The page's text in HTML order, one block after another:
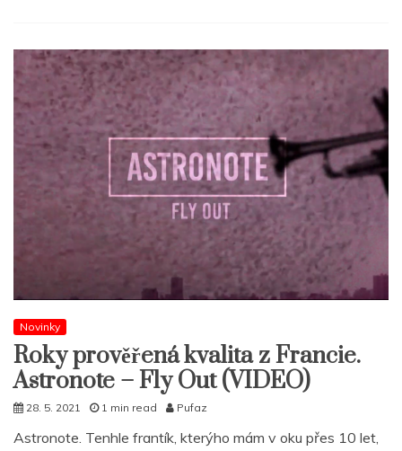
Novinky
Roky prověřená kvalita z Francie.
Astronote – Fly Out (VIDEO)
28. 5. 2021 1 min read Pufaz
Astronote. Tenhle frantík, kterýho mám v oku přes 10 let,